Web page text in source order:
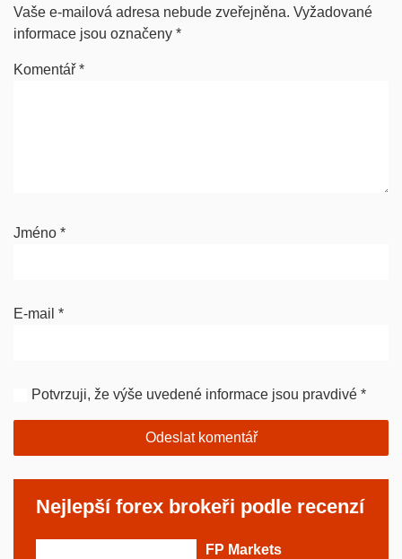
Vaše e-mailová adresa nebude zveřejněna. Vyžadované
informace jsou označeny *
Komentář *
Jméno *
E-mail *
Potvrzuji, že výše uvedené informace jsou pravdivé *
Nejlepší forex brokeři podle recenzí
FP Markets